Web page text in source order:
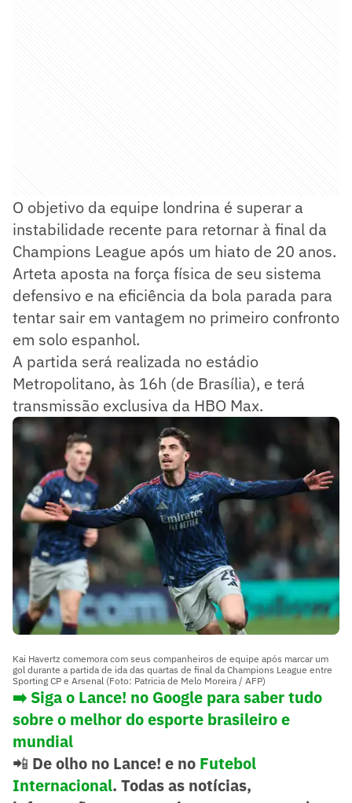
O objetivo da equipe londrina é superar a
instabilidade recente para retornar à final da
Champions League após um hiato de 20 anos.
Arteta aposta na força física de seu sistema
defensivo e na eficiência da bola parada para
tentar sair em vantagem no primeiro confronto
em solo espanhol.
A partida será realizada no estádio
Metropolitano, às 16h (de Brasília), e terá
transmissão exclusiva da HBO Max.
Kai Havertz comemora com seus companheiros de equipe após marcar um
gol durante a partida de ida das quartas de final da Champions League entre
Sporting CP e Arsenal (Foto: Patricia de Melo Moreira / AFP)
➡️ Siga o Lance! no Google para saber tudo
sobre o melhor do esporte brasileiro e
mundial
📲 De olho no Lance! e no Futebol
Internacional. Todas as notícias,